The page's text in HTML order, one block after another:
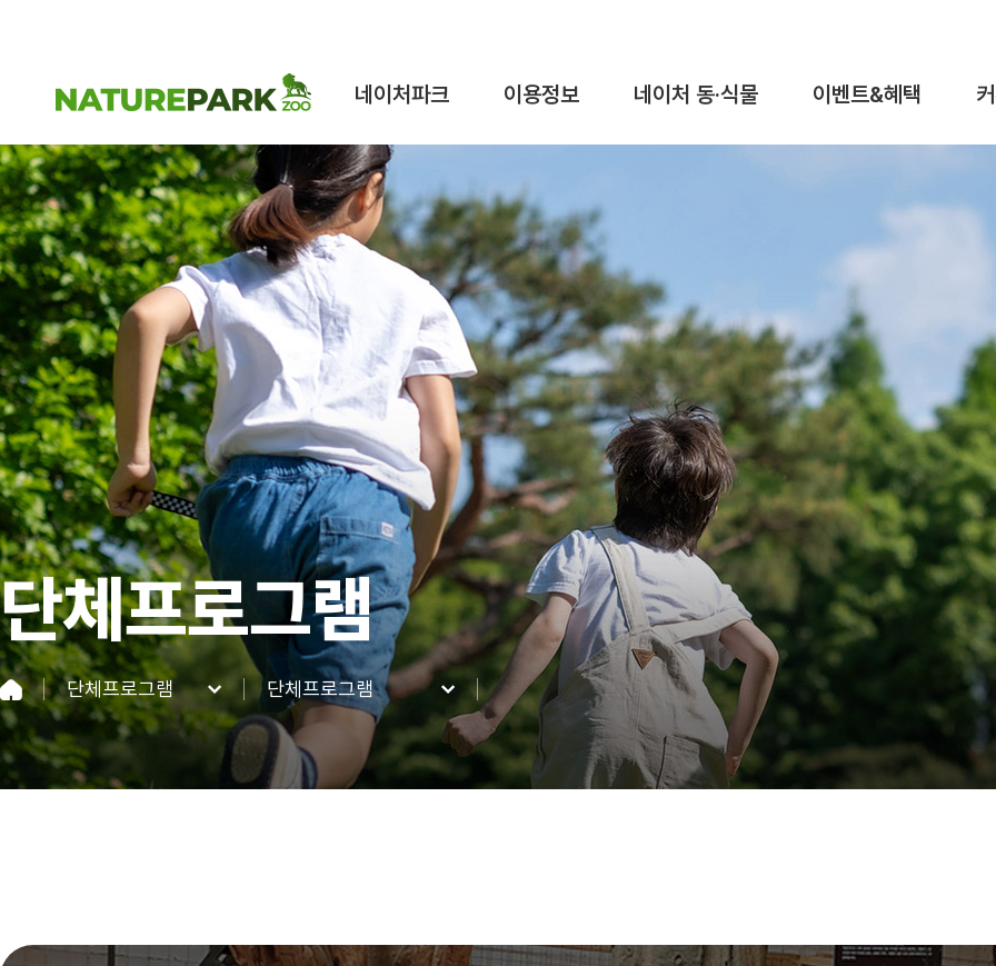
네이처파크
네이처파크 이야기
구조동물 스토리
시설안내
이용정보
이용안내
가이드맵
오시는길
네이처 동·식물 이벤트&혜택
단체프로그램
단체프로그램
네이처파크
이용정보
단체프로그램
단체프로그램